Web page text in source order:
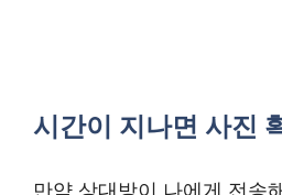
시간이 지나면 사진
만약 상대방이 나에게 전송